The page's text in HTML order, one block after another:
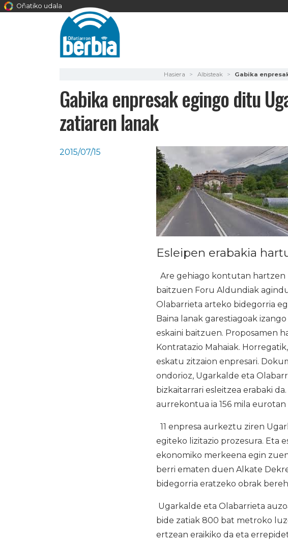
Oñatiko udala
Hasiera Albisteak Gabika
Gabika enpresak egingo ditu
zatiaren lanak
2015/07/15
Esleipen erabakia
Are gehiago kontutan hartzen
baitzuen Foru Aldundiak
Olabarrieta arteko bidegorria
Baina lanak garestiagoak
eskaini baitzuen. Proposamen
Kontratazio Mahaiak.
eskatu zitzaion enpresari.
ondorioz, Ugarkalde eta
bizkaitarrari esleitzea erabaki
aurrekontua ia 156 mila
11 enpresa aurkeztu ziren
egiteko lizitazio prozesura. Eta
ekonomiko merkeena egin
berri ematen duen Alkate
bidegorria eratzeko obrak
Ugarkalde eta Olabarrieta
bide zatiak 800 bat metroko
ertzean eraikiko da eta